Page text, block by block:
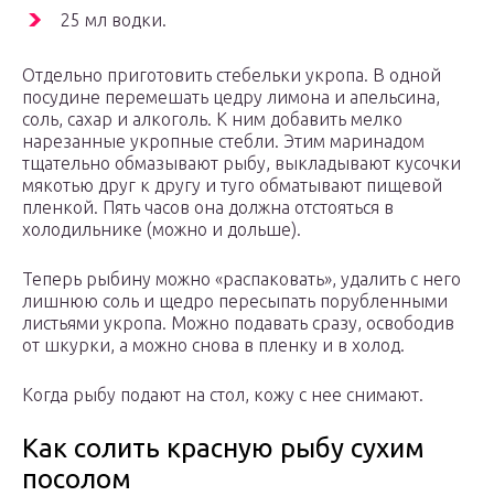
25 мл водки.
Отдельно приготовить стебельки укропа. В одной
посудине перемешать цедру лимона и апельсина,
соль, сахар и алкоголь. К ним добавить мелко
нарезанные укропные стебли. Этим маринадом
тщательно обмазывают рыбу, выкладывают кусочки
мякотью друг к другу и туго обматывают пищевой
пленкой. Пять часов она должна отстояться в
холодильнике (можно и дольше).
Теперь рыбину можно «распаковать», удалить с него
лишнюю соль и щедро пересыпать порубленными
листьями укропа. Можно подавать сразу, освободив
от шкурки, а можно снова в пленку и в холод.
Когда рыбу подают на стол, кожу с нее снимают.
Как солить красную рыбу сухим
посолом